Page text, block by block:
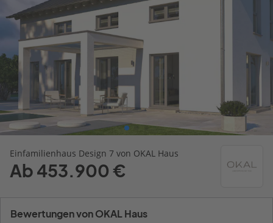
Einfamilienhaus Design 7 von OKAL Haus
Ab 453.900 €
Bewertungen von OKAL Haus